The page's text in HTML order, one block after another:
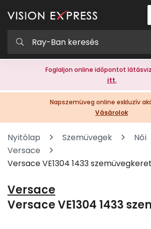
Foglaljon online időpontot
itt.
Napszemüveg online exkluzív
Vásárolok
Nyitólap Szemüvegek
Női
Versace
Versace VE1304 1433 szemüvegkeret
Versace
Versace VE1304 1433